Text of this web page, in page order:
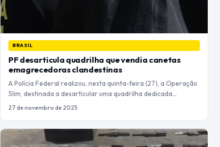
BRASIL
PF desarticula quadrilha que vendia canetas
emagrecedoras clandestinas
A Polícia Federal realizou, nesta quinta-feira (27), a Operação
Slim, destinada a desarticular uma quadrilha dedicada…
27 de novembro de 2025